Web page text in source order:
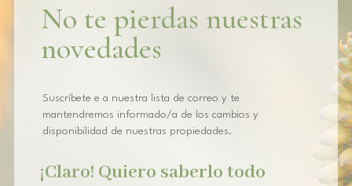
No te pierdas nuestras
novedades
Suscríbete e a nuestra lista de correo y te
mantendremos informado/a de los cambios y
disponibilidad de nuestras propiedades.
¡Claro! Quiero saberlo todo